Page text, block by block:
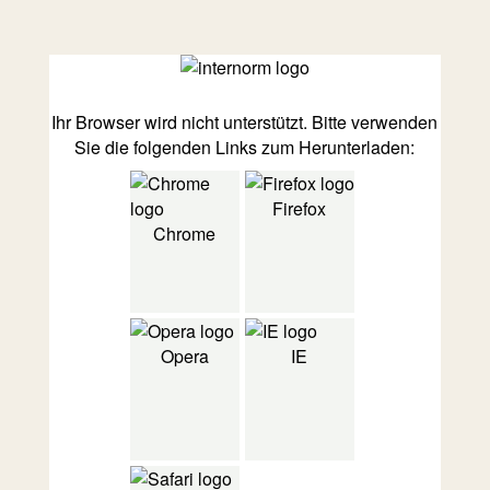
Ihr Browser wird nicht unterstützt. Bitte verwenden
Sie die folgenden Links zum Herunterladen:
Chrome
Firefox
Opera IE